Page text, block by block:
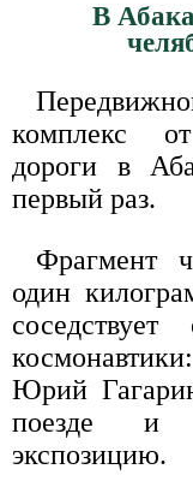
В
комплекс
дороги в
первый раз.
Фрагмент
один
Юрий
поезде и
экспозицию.